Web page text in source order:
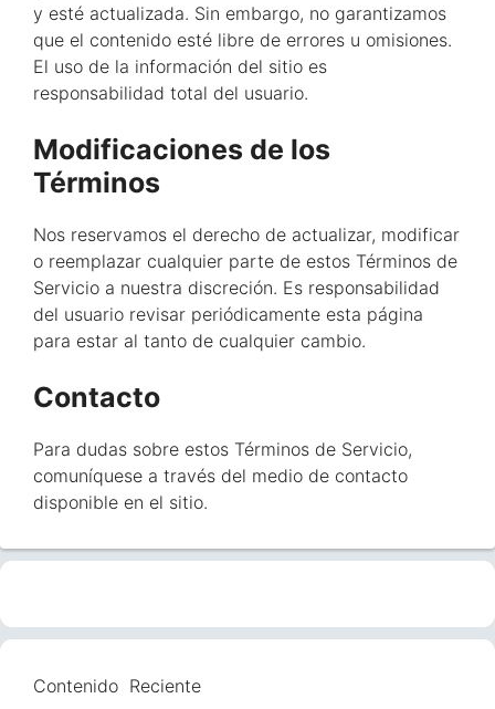
y esté actualizada. Sin embargo, no garantizamos
que el contenido esté libre de errores u omisiones.
El uso de la información del sitio es
responsabilidad total del usuario.
Modificaciones de los
Términos
Nos reservamos el derecho de actualizar, modificar
o reemplazar cualquier parte de estos Términos de
Servicio a nuestra discreción. Es responsabilidad
del usuario revisar periódicamente esta página
para estar al tanto de cualquier cambio.
Contacto
Para dudas sobre estos Términos de Servicio,
comuníquese a través del medio de contacto
disponible en el sitio.
Contenido Reciente